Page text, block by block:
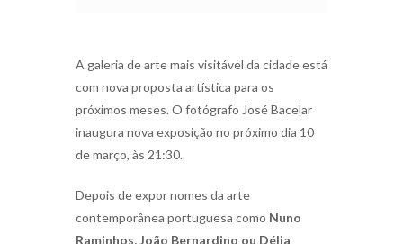
A galeria de arte mais visitável da cidade está
com nova proposta artística para os
próximos meses. O fotógrafo José Bacelar
inaugura nova exposição no próximo dia 10
de março, às 21:30.
Depois de expor nomes da arte
contemporânea portuguesa como Nuno
Raminhos, João Bernardino ou Délia